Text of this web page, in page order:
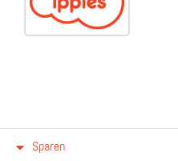
Sparen